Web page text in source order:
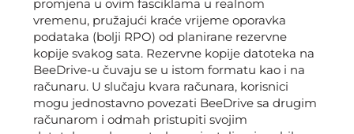
promjena u ovim fasciklama u realnom
vremenu, pružajući kraće vrijeme oporavka
podataka (bolji RPO) od planirane rezervne
kopije svakog sata. Rezervne kopije datoteka na
BeeDrive-u čuvaju se u istom formatu kao i na
računaru. U slučaju kvara računara, korisnici
mogu jednostavno povezati BeeDrive sa drugim
računarom i odmah pristupiti svojim